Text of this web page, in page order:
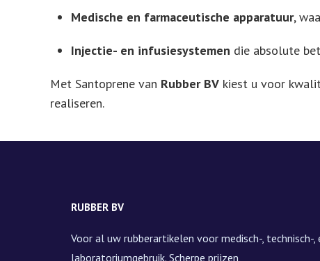
Medische en farmaceutische apparatuur,
Injectie- en infusiesystemen die absolute
Met Santoprene van Rubber BV kiest u voor
realiseren.
RUBBER BV
Voor al uw rubberartikelen voor medisch-, technisch-,
laboratoriumgebruik. Scherpe prijzen,